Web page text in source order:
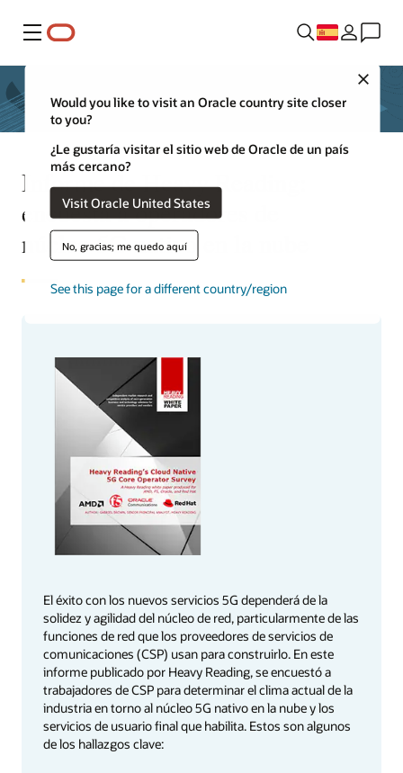
Menú
Would you like to visit an Oracle country site closer
to you?
¿Le gustaría visitar el sitio web de Oracle de un país
más cercano?
Visit Oracle United States
No, gracias; me quedo aquí
See this page for a different country/region
Informe de Heavy Reading:
encuesta a operadores de
núcleo 5G nativo en la nube
El éxito con los nuevos servicios 5G dependerá de la
solidez y agilidad del núcleo de red, particularmente de las
funciones de red que los proveedores de servicios de
comunicaciones (CSP) usan para construirlo. En este
informe publicado por Heavy Reading, se encuestó a
trabajadores de CSP para determinar el clima actual de la
industria en torno al núcleo 5G nativo en la nube y los
servicios de usuario final que habilita. Estos son algunos
de los hallazgos clave: